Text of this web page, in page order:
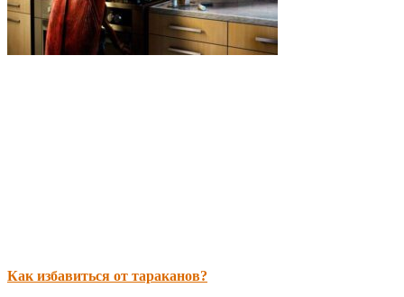
Как избавиться от тараканов?